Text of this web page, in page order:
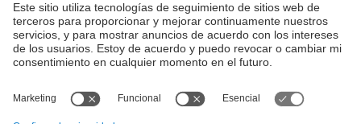
encontraréis en la raíz de español, vuestros datos
personalizados de contacto.
Formulario de contacto